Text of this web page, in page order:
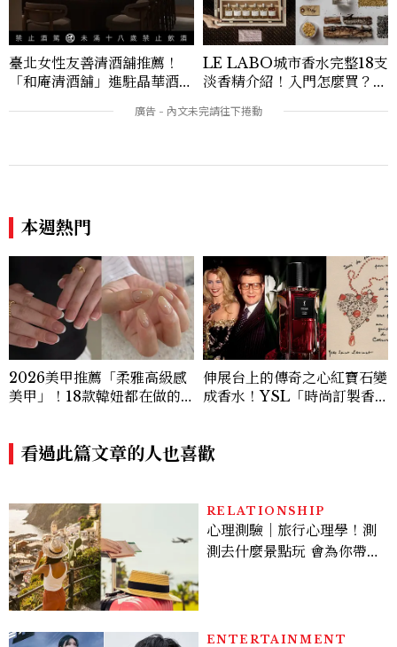
臺北女性友善清酒舖推薦！
「和庵清酒舖」進駐晶華酒
LE LABO城市香水完整18支
淡香精介紹！入門怎麼買？東
本週熱門
2026美甲推薦「柔雅高級感
美甲」！18款韓妞都在做的
伸展台上的傳奇之心紅寶石變
成香水！YSL「時尚訂製香
調，性感張力令人一聞上癮
看過此篇文章的人也喜歡
RELATIONSHIP
心理測驗｜旅行心理學！測
測去什麼景點玩 會為你帶來
ENTERTAINMENT